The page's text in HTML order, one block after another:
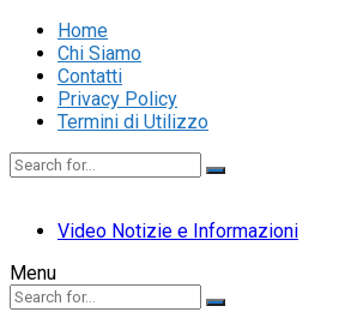
Home
Chi Siamo
Contatti
Privacy Policy
Termini di Utilizzo
Video Notizie e Informazioni
Menu